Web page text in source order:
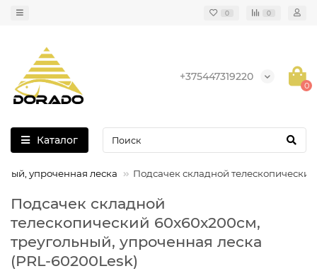
0 0
+375447319220
0
Каталог
упроченная леска Подсачек складной
Подсачек складной
телескопический 60х60х200см,
треугольный, упроченная леска
(PRL-60200Lesk)